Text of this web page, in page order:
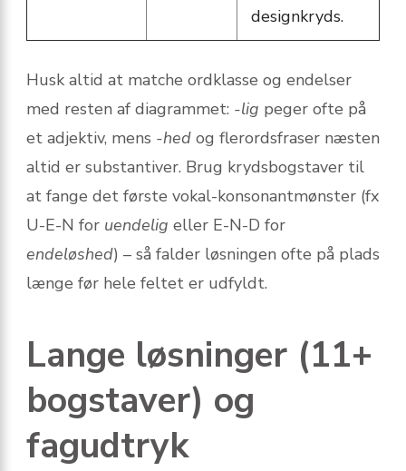
designkryds.
Husk altid at matche ordklasse og endelser
med resten af diagrammet: -lig peger ofte på
et adjektiv, mens -hed og flerordsfraser næsten
altid er substantiver. Brug krydsbogstaver til
at fange det første vokal-konsonant­mønster (fx
U-E-N for uendelig eller E-N-D for
endeløshed) – så falder løsningen ofte på plads
længe før hele feltet er udfyldt.
Lange løsninger (11+
bogstaver) og
fagudtryk